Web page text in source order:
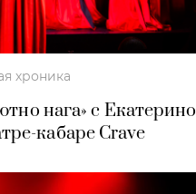
хроника
нага» с
кабаре Crave